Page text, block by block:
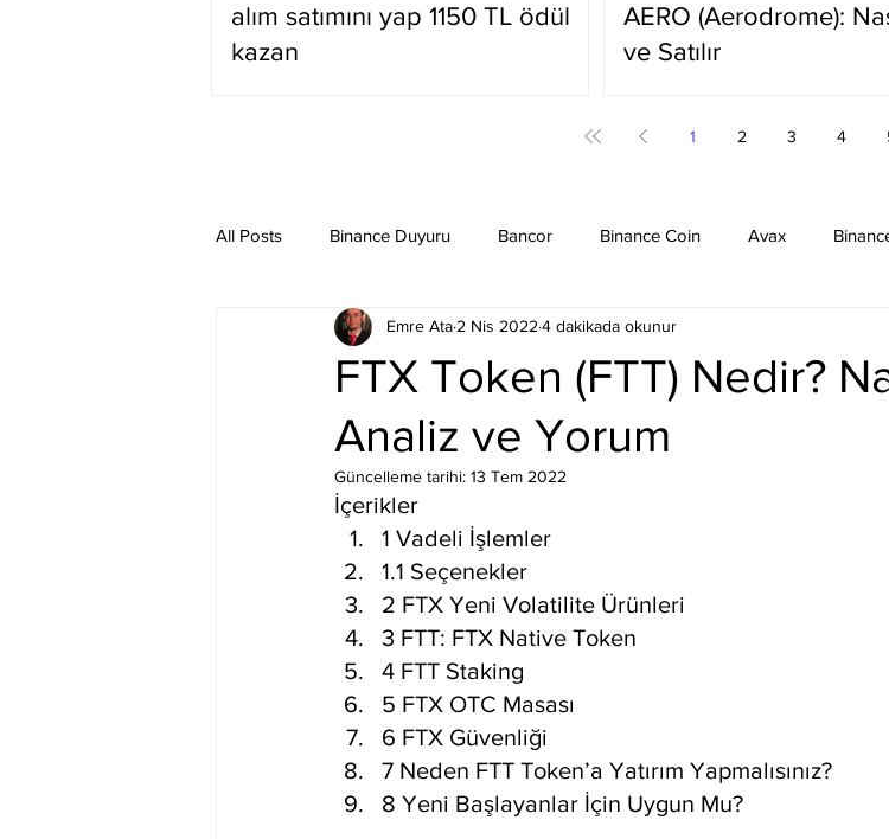
alım satımını yap 1150 TL ödül
kazan
AERO (Aerodrome):
ve Satılır
1 2 3 4
All Posts Binance Duyuru Bancor Binance Coin Avax
Binance Taraftar Token Bitcoin Bitcoin Sv
Bittorent Coin Chiliz Compound Dai
Ethereum Classic
FTX Token (FTT) Nedir?
Analiz ve Yorum
Emre Ata 2 Nis 2022 4 dakikada okunur
Güncelleme tarihi: 13 Tem 2022
İçerikler
1 Vadeli İşlemler
1.1 Seçenekler
2 FTX Yeni Volatilite Ürünleri
3 FTT: FTX Native Token
4 FTT Staking
5 FTX OTC Masası
6 FTX Güvenliği
7 Neden FTT Token’a Yatırım Yapmalısınız?
8 Yeni Başlayanlar İçin Uygun Mu?